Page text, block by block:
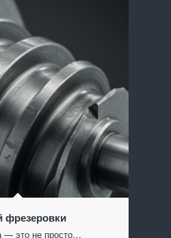
фрезеровки
— это не просто…